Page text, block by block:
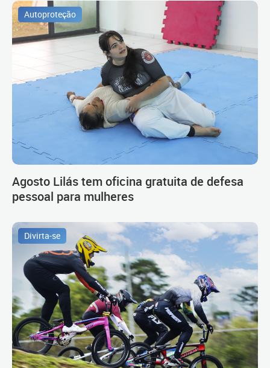
Autoproteção
Agosto Lilás tem oficina gratuita de defesa
pessoal para mulheres
Divirta-se